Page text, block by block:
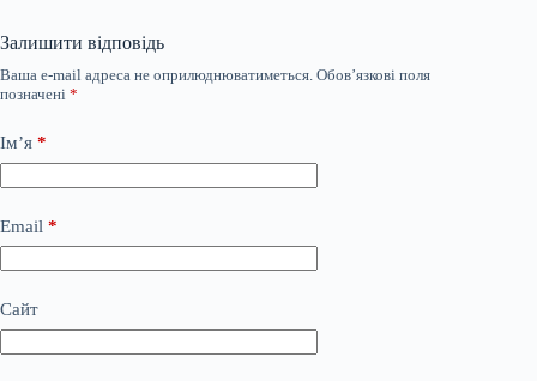
Залишити відповідь
Ваша e-mail адреса не оприлюднюватиметься. Обов’язкові поля
позначені *
Ім’я *
Email *
Сайт